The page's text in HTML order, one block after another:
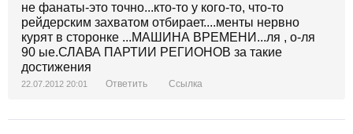
не фанаты-это точно...кто-то у кого-то, что-то
рейдерским захватом отбирает....менты нервно
курят в сторонке ...МАШИНА ВРЕМЕНИ...ля , о-ля
90 ые.СЛАВА ПАРТИИ РЕГИОНОВ за такие
достижения
22.07.2012 20:01 Ответить Ссылка